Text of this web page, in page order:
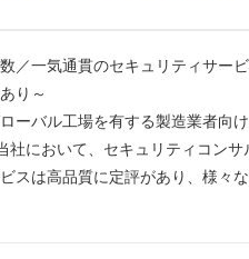
／一気通貫のセキュリティサー
り～
ーバル工場を有する製造業者向
において、セキュリティコンサ
スは高品質に定評があり、様々